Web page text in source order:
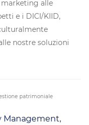
alle
e i DICI/KIID,
nostre soluzioni
uso
i massimi livelli
patrimoniale
Management,